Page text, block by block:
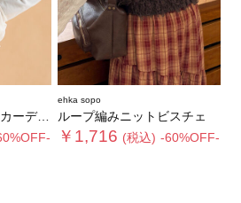
ィガン
ehka sopo
ループ編みニットビスチェ
￥1,716 (税込) -60%OFF-